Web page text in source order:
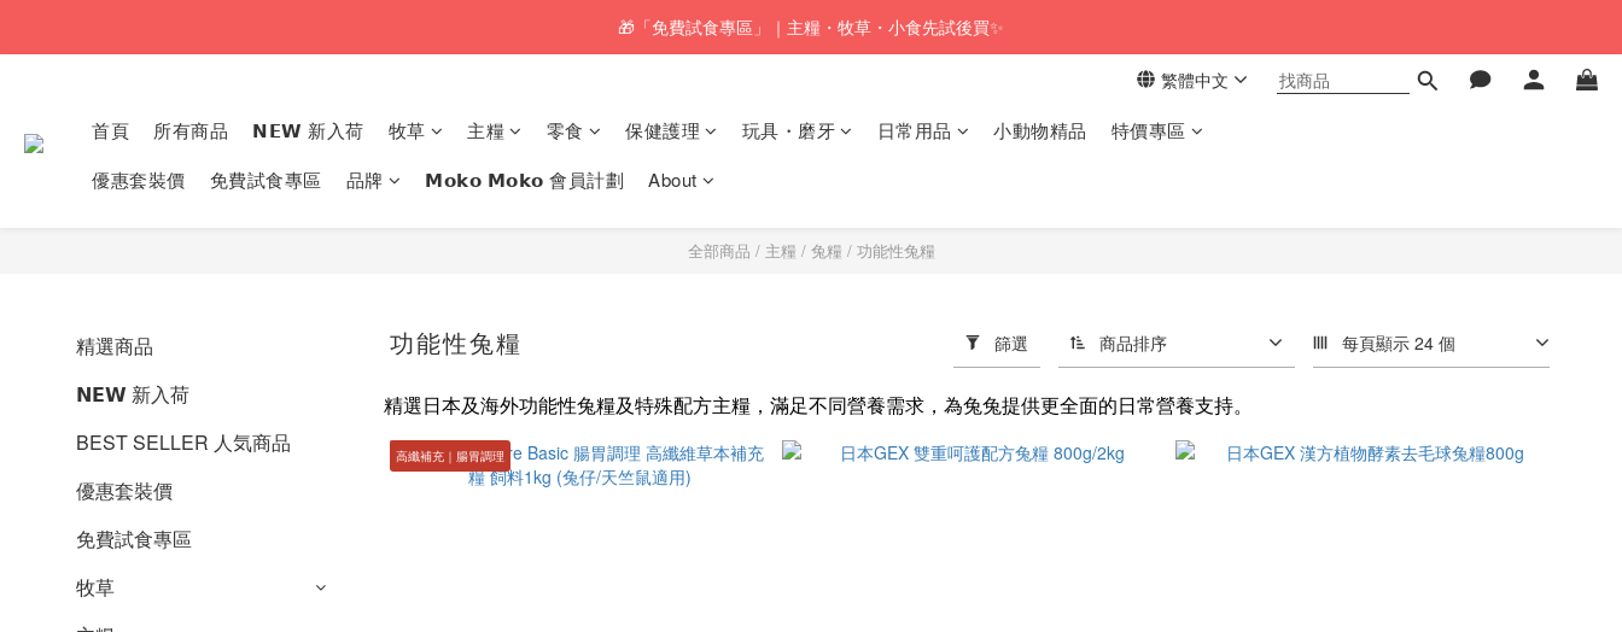
🚚訂單折實$350以上即可享本地包郵📦
🎁「免費試食專區」｜主糧・牧草・小食先試後買✨
繁體中文
首頁 所有商品 𝗡𝗘𝗪 新入荷 牧草 主糧 零食 保健護理 玩具・磨牙 日常用品 小動物精品
特價專區
優惠套裝價
免費試食專區 品牌 𝗠𝗼𝗸𝗼 𝗠𝗼𝗸𝗼 會員計劃 About
全部商品 / 主糧 / 兔糧 / 功能性兔糧
精選商品
𝗡𝗘𝗪 新入荷
BEST SELLER 人気商品
優惠套裝價
免費試食專區
牧草
功能性兔糧 篩選 商品排序 每頁顯示 24 個
精選日本及海外功能性兔糧及特殊配方主糧，滿足不同營養需求，為兔兔提供更全面的日常營養支持。
高纖補充｜腸胃調理